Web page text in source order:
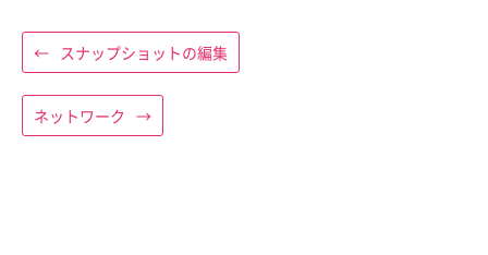
← スナップショットの編集
ネットワーク →